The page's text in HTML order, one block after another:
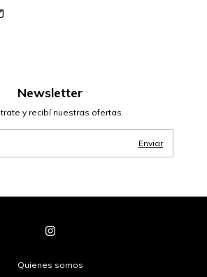
Newsletter
y recibí nuestras ofertas.
Quienes somos